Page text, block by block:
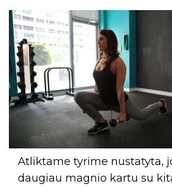
Atliktame tyrime nustatyta,
daugiau magnio kartu su